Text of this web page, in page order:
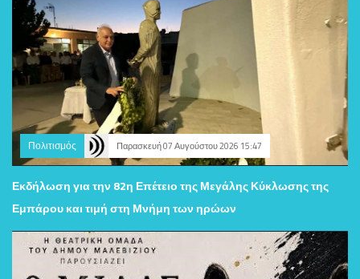
Πολιτισμός Παρασκευή 07 Αυγούστου 2026 15:47
Εκδήλωση για την 82η Επέτειο της Μεγάλης Κύκλωσης της
Εμπάρου και τιμή στη Μνήμη των ηρώων